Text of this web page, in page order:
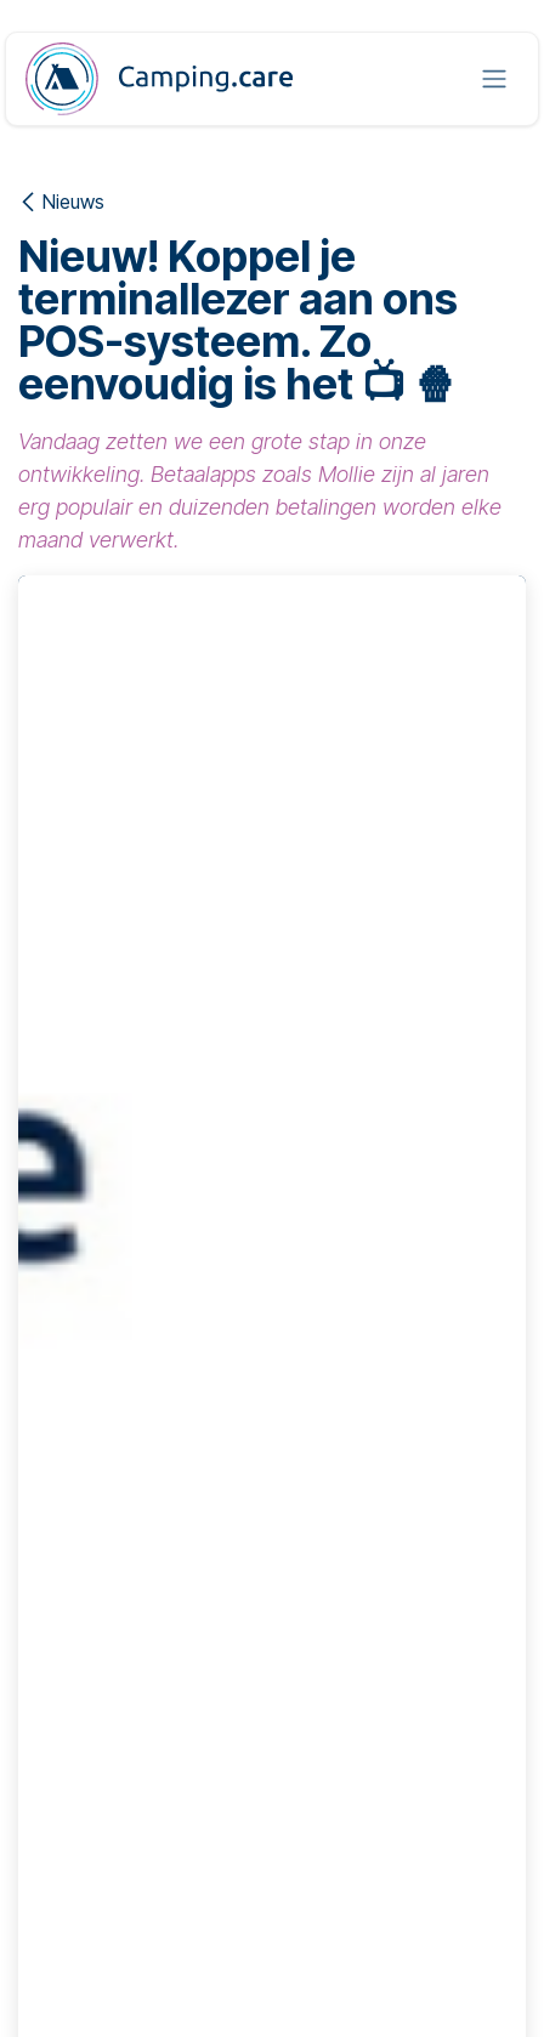
Nieuws
Nieuw! Koppel je
terminallezer aan ons
POS-systeem. Zo
eenvoudig is het 📺 🍿
Vandaag zetten we een grote stap in onze
ontwikkeling. Betaalapps zoals Mollie zijn al jaren
erg populair en duizenden betalingen worden elke
maand verwerkt.